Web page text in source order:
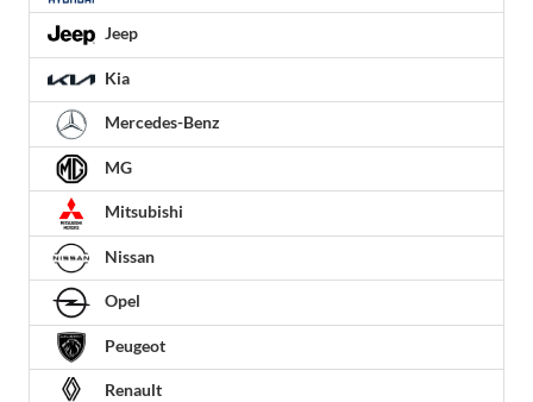
Jeep
Kia
Mercedes-Benz
MG
Mitsubishi
Nissan
Opel
Peugeot
Renault